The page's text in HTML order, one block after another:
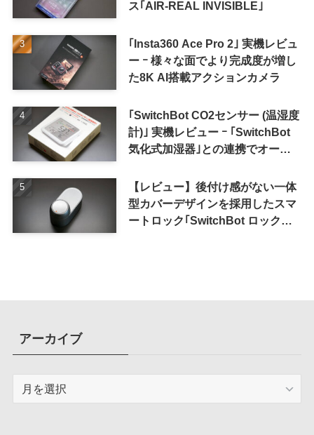
ス｢AIR-REAL INVISIBLE｣
｢Insta360 Ace Pro 2｣ 実機レビュ
ー ｰ 様々な面でより完成度が増し
た8K AI搭載アクションカメラ
｢SwitchBot CO2センサー (温湿度
計)｣ 実機レビュー ｰ ｢SwitchBot
気化式加湿器｣との連携でオート
【レビュー】後付け感がない一体
型カバーデザインを採用したスマ
ートロック｢SwitchBot ロック
アーカイブ